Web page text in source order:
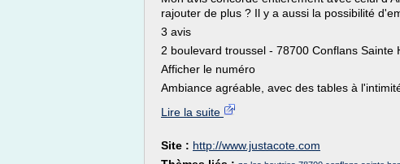
rajouter de plus ? Il y a aussi la possibilité
3 avis
2 boulevard troussel - 78700 Conflans Sainte
Afficher le numéro
Ambiance agréable, avec des tables à
Lire la suite
Site : http://www.justacote.com